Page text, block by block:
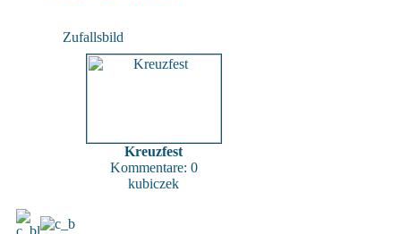
Zufallsbild
Kreuzfest
Kommentare: 0
kubiczek